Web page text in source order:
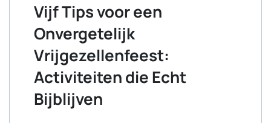
Vijf Tips voor een
Onvergetelijk
Vrijgezellenfeest:
Activiteiten die Echt
Bijblijven